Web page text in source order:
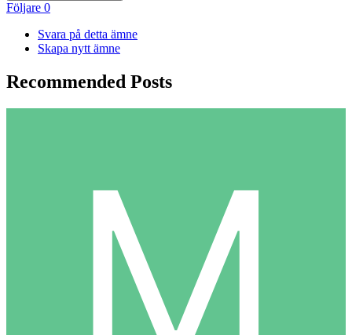
Följare 0
Svara på detta ämne
Skapa nytt ämne
Recommended Posts